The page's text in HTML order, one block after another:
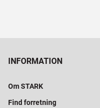
INFORMATION
Om STARK
Find forretning